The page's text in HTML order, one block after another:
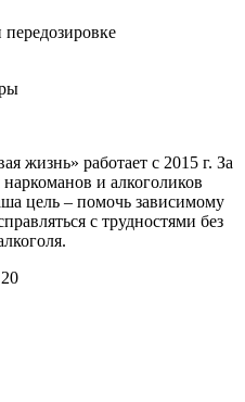
жизнь» работает с 2015 г. За
и алкоголиков
цель – помочь зависимому
с трудностями без